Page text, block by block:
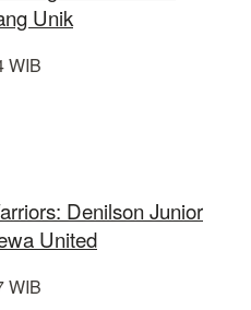
Unik
WIB
Denilson Junior
United
WIB